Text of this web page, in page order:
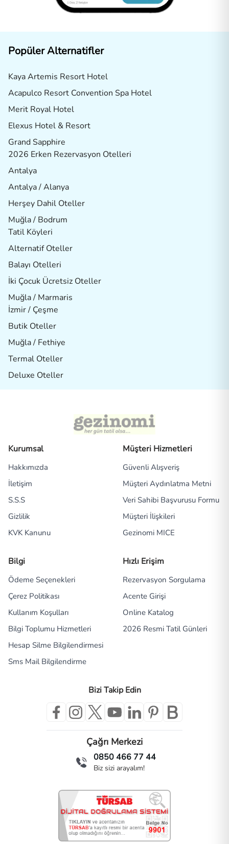
Popüler Alternatifler
Kaya Artemis Resort Hotel
Acapulco Resort Convention Spa Hotel
Merit Royal Hotel
Elexus Hotel & Resort
Grand Sapphire
2026 Erken Rezervasyon Otelleri
Antalya
Antalya / Alanya
Herşey Dahil Oteller
Muğla / Bodrum
Tatil Köyleri
Alternatif Oteller
Balayı Otelleri
İki Çocuk Ücretsiz Oteller
Muğla / Marmaris
İzmir / Çeşme
Butik Oteller
Muğla / Fethiye
Termal Oteller
Deluxe Oteller
Kurumsal
Hakkımızda
İletişim
S.S.S
Gizlilik
KVK Kanunu
Müşteri Hizmetleri
Güvenli Alışveriş
Müşteri Aydınlatma Metni
Veri Sahibi Başvurusu Formu
Müşteri İlişkileri
Gezinomi MICE
Bilgi
Ödeme Seçenekleri
Çerez Politikası
Kullanım Koşulları
Bilgi Toplumu Hizmetleri
Hesap Silme Bilgilendirmesi
Sms Mail Bilgilendirme
Hızlı Erişim
Rezervasyon Sorgulama
Acente Girişi
Online Katalog
2026 Resmi Tatil Günleri
Bizi Takip Edin
Çağrı Merkezi
0850 466 77 44
Biz sizi arayalım!